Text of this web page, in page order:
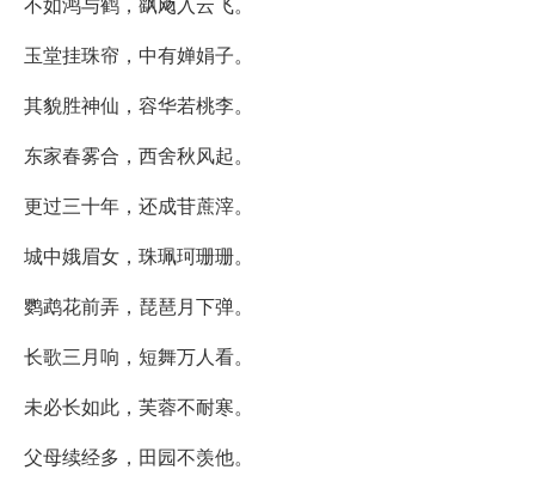
玉堂挂珠帘，中有婵娟子。
其貌胜神仙，容华若桃李。
东家春雾合，西舍秋风起。
更过三十年，还成苷蔗滓。
城中娥眉女，珠珮珂珊珊。
鹦鹉花前弄，琵琶月下弹。
长歌三月响，短舞万人看。
未必长如此，芙蓉不耐寒。
父母续经多，田园不羡他。